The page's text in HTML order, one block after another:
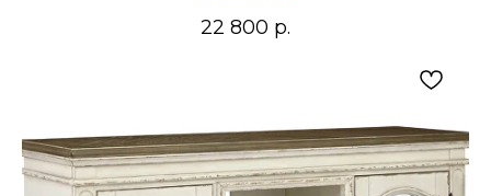
22 800 р.